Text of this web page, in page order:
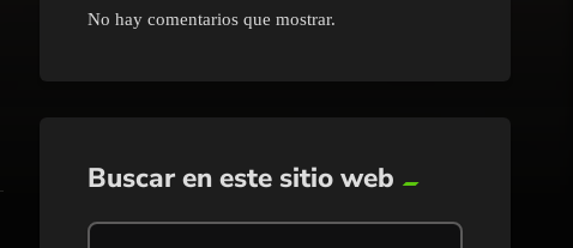
No hay comentarios que mostrar.
Buscar en este sitio web